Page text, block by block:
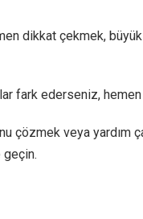
dikkat çekmek, büyük
fark ederseniz,
çözmek veya yardım
geçin.